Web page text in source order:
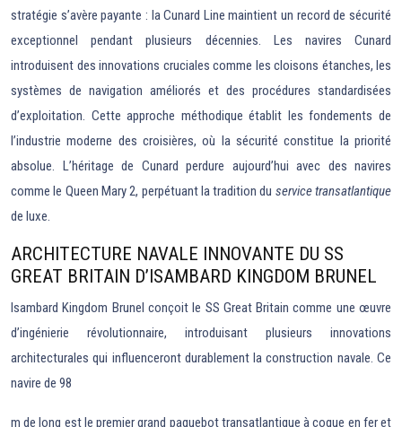
stratégie s’avère payante : la Cunard Line maintient un record de sécurité
exceptionnel pendant plusieurs décennies. Les navires Cunard
introduisent des innovations cruciales comme les cloisons étanches, les
systèmes de navigation améliorés et des procédures standardisées
d’exploitation. Cette approche méthodique établit les fondements de
l’industrie moderne des croisières, où la sécurité constitue la priorité
absolue. L’héritage de Cunard perdure aujourd’hui avec des navires
comme le Queen Mary 2, perpétuant la tradition du service transatlantique
de luxe.
ARCHITECTURE NAVALE INNOVANTE DU SS
GREAT BRITAIN D’ISAMBARD KINGDOM BRUNEL
Isambard Kingdom Brunel conçoit le SS Great Britain comme une œuvre
d’ingénierie révolutionnaire, introduisant plusieurs innovations
architecturales qui influenceront durablement la construction navale. Ce
navire de 98
m de long est le premier grand paquebot transatlantique à coque en fer et